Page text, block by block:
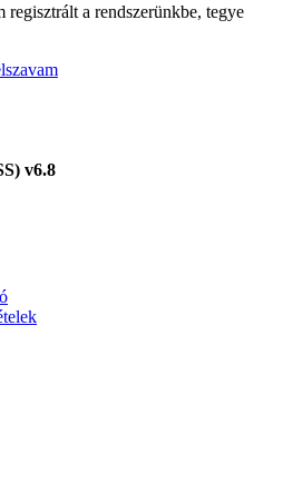
a rendszerünkbe, tegye
v6.8